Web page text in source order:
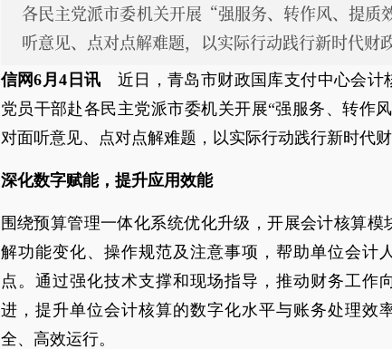
各民主党派市委机关开展“强服务、转作风、提质
听意见、点对点解难题，以实际行动践行新时代财
信网6月4日讯 近日，青岛市财政国库支付中心会计
党员干部赴各民主党派市委机关开展“强服务、转作
对面听意见、点对点解难题，以实际行动践行新时代财
深化数字赋能，提升应用效能
围绕预算管理一体化系统优化升级，开展会计核算模
解功能变化、操作规范及注意事项，帮助单位会计
点。通过强化技术支撑和现场指导，推动财务工作
进，提升单位会计核算的数字化水平与账务处理效
全、高效运行。